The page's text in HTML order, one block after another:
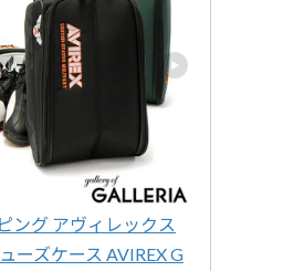
ング アヴィレックス
ーズケース AVIREX G